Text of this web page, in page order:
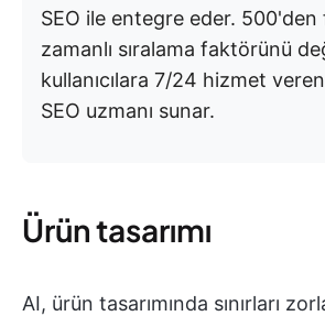
SEO ile entegre eder.
zamanlı sıralama faktörünü
kullanıcılara 7/24 hizmet
SEO uzmanı sunar.
Ürün tasarımı
AI, ürün tasarımında sınırları